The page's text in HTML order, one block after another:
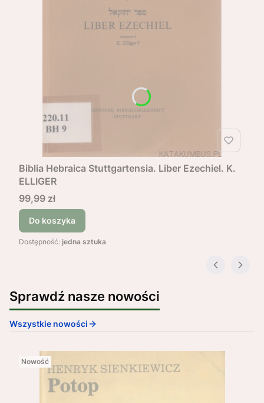
Biblia Hebraica Stuttgartensia. Liber Ezechiel. K.
ELLIGER
Cena
99,99 zł
Do koszyka
Dostępność: jedna sztuka
Sprawdź nasze nowości
Wszystkie nowości
Nowość